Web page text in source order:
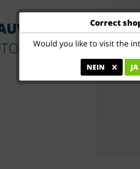
À
AVEC
Correct
Would you like to visit the
NEIN JA